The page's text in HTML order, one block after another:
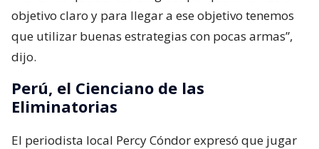
objetivo claro y para llegar a ese objetivo tenemos
que utilizar buenas estrategias con pocas armas”,
dijo.
Perú, el Cienciano de las
Eliminatorias
El periodista local Percy Cóndor expresó que jugar